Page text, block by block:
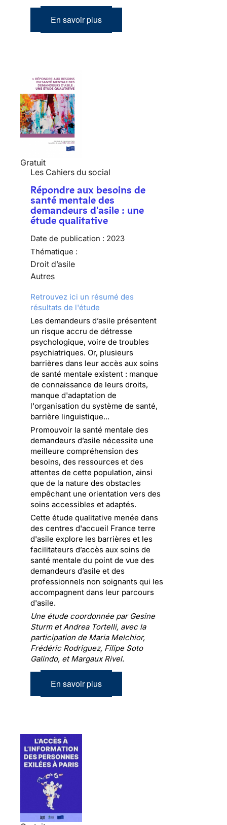
En savoir plus
Gratuit
Les Cahiers du social
Répondre aux besoins de
santé mentale des
demandeurs d'asile : une
étude qualitative
Date de publication : 2023
Thématique :
Droit d’asile
Autres
Retrouvez ici un résumé des
résultats de l'étude
Les demandeurs d’asile présentent
un risque accru de détresse
psychologique, voire de troubles
psychiatriques. Or, plusieurs
barrières dans leur accès aux soins
de santé mentale existent : manque
de connaissance de leurs droits,
manque d'adaptation de
l'organisation du système de santé,
barrière linguistique...
Promouvoir la santé mentale des
demandeurs d’asile nécessite une
meilleure compréhension des
besoins, des ressources et des
attentes de cette population, ainsi
que de la nature des obstacles
empêchant une orientation vers des
soins accessibles et adaptés.
Cette étude qualitative menée dans
des centres d'accueil France terre
d'asile explore les barrières et les
facilitateurs d’accès aux soins de
santé mentale du point de vue des
demandeurs d’asile et des
professionnels non soignants qui les
accompagnent dans leur parcours
d'asile.
Une étude coordonnée par Gesine
Sturm et Andrea Tortelli, avec la
participation de Maria Melchior,
Frédéric Rodriguez, Filipe Soto
Galindo, et Margaux Rivel.
En savoir plus